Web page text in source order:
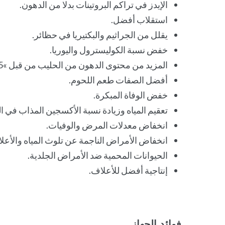
الإيدز في تراكم البروتينات بدلا من الدهون.
استقلاب أفضل.
يقلل من الجراثيم والبكتيريا في حظائر.
خفض نسبة الكوليسترول واليوريا.
المزيد من محتوى الدهون من الحليب من قبل »15 فوق معيار 3.2.
أفضل الصفات طعم اللحوم.
خفض الوفاة المبكرة.
تعقيم المياه وزيادة نسبة الأكسجين المذاب في
انخفاض معدلات المرض والوفيات.
انخفاض الأمراض الناجمة عن تلوث المياه
الحيوانات المحمية ضد الأمراض الجلدية.
إنتاجية أفضل للأعلاف.